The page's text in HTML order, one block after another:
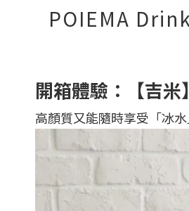
POIEMA
開箱體驗：【吉米
高顏質又能隨時享受「冰